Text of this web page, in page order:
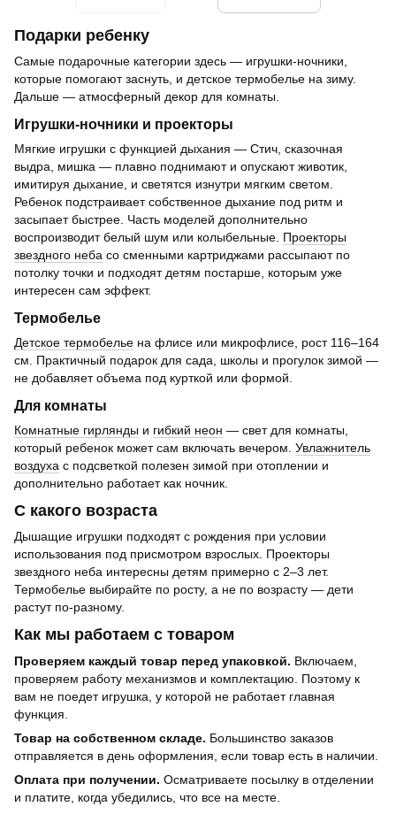
Подарки ребенку
Самые подарочные категории здесь — игрушки-ночники,
которые помогают заснуть, и детское термобелье на зиму.
Дальше — атмосферный декор для комнаты.
Игрушки-ночники и проекторы
Мягкие игрушки с функцией дыхания — Стич, сказочная
выдра, мишка — плавно поднимают и опускают животик,
имитируя дыхание, и светятся изнутри мягким светом.
Ребенок подстраивает собственное дыхание под ритм и
засыпает быстрее. Часть моделей дополнительно
воспроизводит белый шум или колыбельные. Проекторы
звездного неба со сменными картриджами рассыпают по
потолку точки и подходят детям постарше, которым уже
интересен сам эффект.
Термобелье
Детское термобелье на флисе или микрофлисе, рост 116–164
см. Практичный подарок для сада, школы и прогулок зимой —
не добавляет объема под курткой или формой.
Для комнаты
Комнатные гирлянды и гибкий неон — свет для комнаты,
который ребенок может сам включать вечером. Увлажнитель
воздуха с подсветкой полезен зимой при отоплении и
дополнительно работает как ночник.
С какого возраста
Дышащие игрушки подходят с рождения при условии
использования под присмотром взрослых. Проекторы
звездного неба интересны детям примерно с 2–3 лет.
Термобелье выбирайте по росту, а не по возрасту — дети
растут по-разному.
Как мы работаем с товаром
Проверяем каждый товар перед упаковкой. Включаем,
проверяем работу механизмов и комплектацию. Поэтому к
вам не поедет игрушка, у которой не работает главная
функция.
Товар на собственном складе. Большинство заказов
отправляется в день оформления, если товар есть в наличии.
Оплата при получении. Осматриваете посылку в отделении
и платите, когда убедились, что все на месте.